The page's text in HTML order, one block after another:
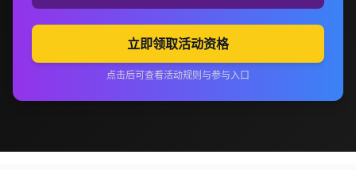
立即领取活动资格
点击后可查看活动规则与参与入口